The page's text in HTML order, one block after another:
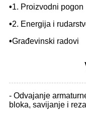
•1. Proizvodni pogon
•2. Energija i
•Građevinski radovi
- Odvajanje
bloka, savijanje i